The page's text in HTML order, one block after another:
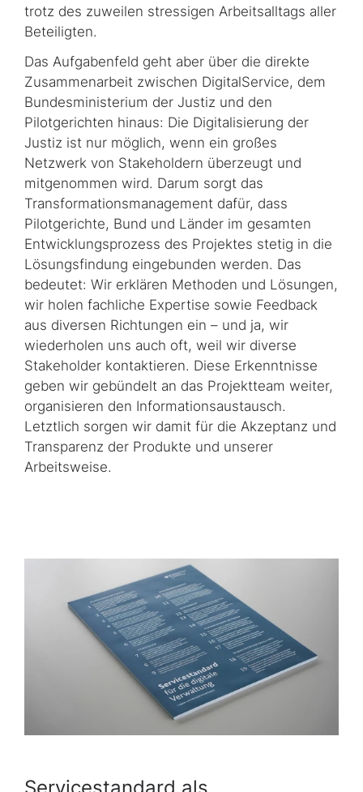
trotz des zuweilen stressigen Arbeitsalltags aller
Beteiligten.
Das Aufgabenfeld geht aber über die direkte
Zusammenarbeit zwischen DigitalService, dem
Bundesministerium der Justiz und den
Pilotgerichten hinaus: Die Digitalisierung der
Justiz ist nur möglich, wenn ein großes
Netzwerk von Stakeholdern überzeugt und
mitgenommen wird. Darum sorgt das
Transformations­management dafür, dass
Pilotgerichte, Bund und Länder im gesamten
Entwicklungs­prozess des Projektes stetig in die
Lösungsfindung eingebunden werden. Das
bedeutet: Wir erklären Methoden und Lösungen,
wir holen fachliche Expertise sowie Feedback
aus diversen Richtungen ein – und ja, wir
wiederholen uns auch oft, weil wir diverse
Stakeholder kontaktieren. Diese Erkenntnisse
geben wir gebündelt an das Projektteam weiter,
organisieren den Informationsaustausch.
Letztlich sorgen wir damit für die Akzeptanz und
Transparenz der Produkte und unserer
Arbeitsweise.